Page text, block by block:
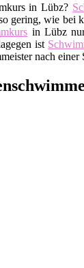
in Lübz?
gering, wie bei
in Lübz
ist
nach